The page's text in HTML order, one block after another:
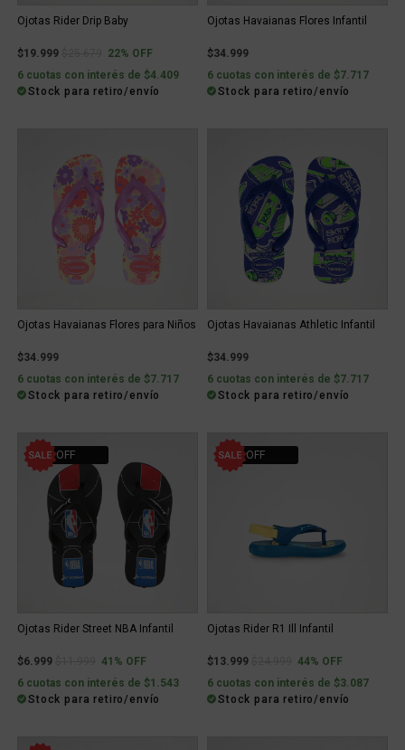
Ojotas Rider Drip Baby
$19.999 Price reduced from
to22% OFF
6 cuotas con interés de $4.409
Stock para retiro/envío
Ojotas Havaianas Flores Infantil
$34.999
6 cuotas con interés de $7.717
Stock para retiro/envío
Ojotas Havaianas Flores para Niños
$34.999
6 cuotas con interés de $7.717
Stock para retiro/envío
Ojotas Havaianas Athletic Infantil
$34.999
6 cuotas con interés de $7.717
Stock para retiro/envío
41% OFF
Ojotas Rider Street NBA Infantil
$6.999 Price reduced from
to41% OFF
6 cuotas con interés de $1.543
Stock para retiro/envío
44% OFF
Ojotas Rider R1 Ill Infantil
$13.999 Price reduced from
to44% OFF
6 cuotas con interés de $3.087
Stock para retiro/envío